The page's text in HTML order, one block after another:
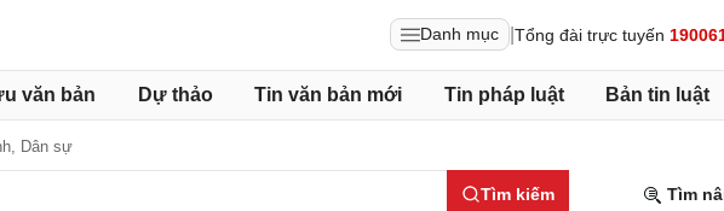
Danh mục Tổng đài trực tuyến
văn bản Dự thảo Tin văn bản mới Tin pháp luật Bản tin luật
Dân sự
Tìm kiếm Tìm